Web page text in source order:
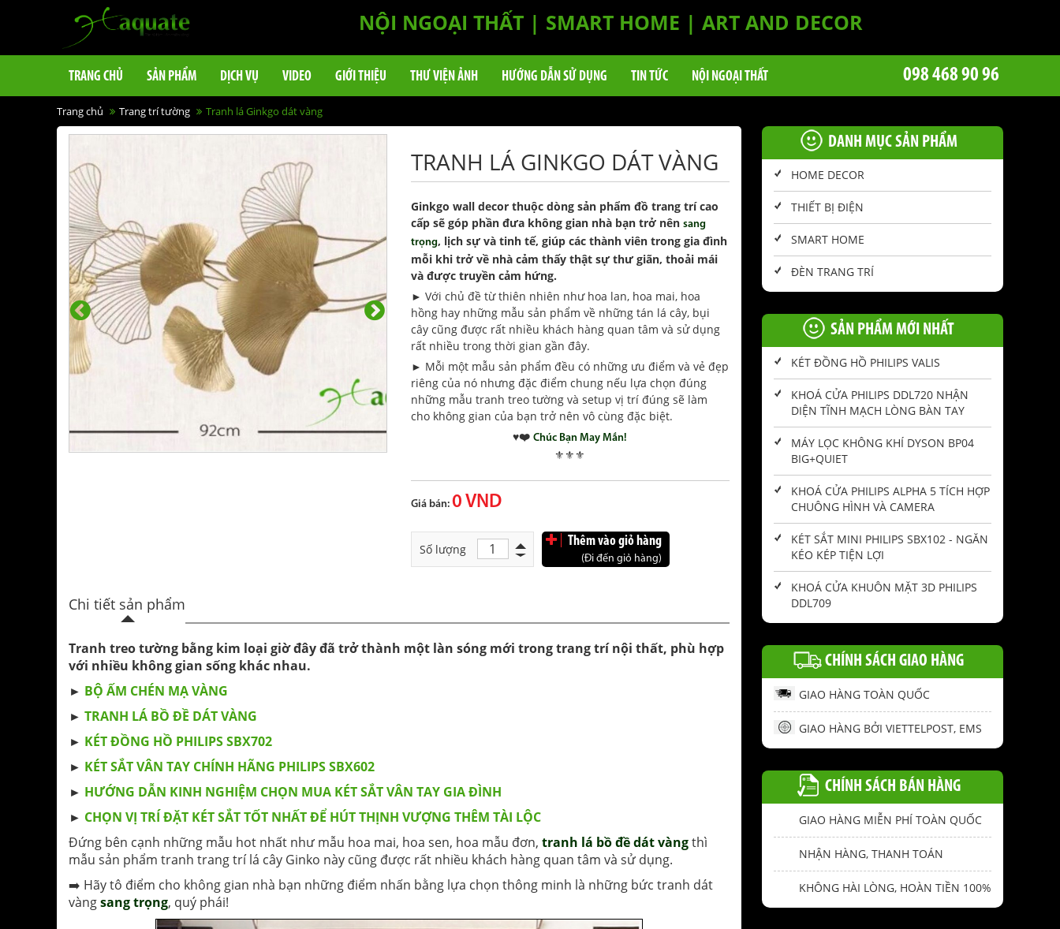
NỘI NGOẠI THẤT | SMART HOME | ART AND DECOR
TRANG CHỦ SẢN PHẨM DỊCH VỤ VIDEO GIỚI THIỆU THƯ VIỆN ẢNH HƯỚNG DẪN SỬ DỤNG TIN TỨC NỘI NGOẠI THẤT 098 468 90 96
Trang chủ Trang trí tường Tranh lá Ginkgo dát vàng
TRANH LÁ GINKGO DÁT VÀNG
Ginkgo wall decor thuộc dòng sản phẩm đồ trang trí cao
cấp sẽ góp phần đưa không gian nhà bạn trở nên sang
trọng, lịch sự và tinh tế, giúp các thành viên trong gia đình
mỗi khi trở về nhà cảm thấy thật sự thư giãn, thoải mái
và được truyền cảm hứng.
► Với chủ đề từ thiên nhiên như hoa lan, hoa mai, hoa
hồng hay những mẫu sản phẩm về những tán lá cây, bụi
cây cũng được rất nhiều khách hàng quan tâm và sử dụng
rất nhiều trong thời gian gần đây.
► Mỗi một mẫu sản phẩm đều có những ưu điểm và vẻ đẹp
riêng của nó nhưng đặc điểm chung nếu lựa chọn đúng
những mẫu tranh treo tường và setup vị trí đúng sẽ làm
cho không gian của bạn trở nên vô cùng đặc biệt.
♥️❤️Chúc Bạn May Mắn!
⚜️ ⚜️ ⚜️
Giá bán: 0 VND
Số lượng
Thêm vào giỏ hàng
(Đi đến giỏ hàng)
Chi tiết sản phẩm
Tranh treo tường bằng kim loại giờ đây đã trở thành một làn sóng mới trong trang trí nội thất, phù hợp
với nhiều không gian sống khác nhau.
► BỘ ẤM CHÉN MẠ VÀNG
► TRANH LÁ BỒ ĐỀ DÁT VÀNG
► KÉT ĐỒNG HỒ PHILIPS SBX702
► KÉT SẮT VÂN TAY CHÍNH HÃNG PHILIPS SBX602
► HƯỚNG DẪN KINH NGHIỆM CHỌN MUA KÉT SẮT VÂN TAY GIA ĐÌNH
► CHỌN VỊ TRÍ ĐẶT KÉT SẮT TỐT NHẤT ĐỂ HÚT THỊNH VƯỢNG THÊM TÀI LỘC
Đứng bên cạnh những mẫu hot nhất như mẫu hoa mai, hoa sen, hoa mẫu đơn, tranh lá bồ đề dát vàngthì
mẫu sản phẩm tranh trang trí lá cây Ginko này cũng được rất nhiều khách hàng quan tâm và sử dụng.
➡️ Hãy tô điểm cho không gian nhà bạn những điểm nhấn bằng lựa chọn thông minh là những bức tranh dát
vàngsang trọng, quý phái!
DANH MỤC SẢN PHẨM
HOME DECOR
THIẾT BỊ ĐIỆN
SMART HOME
ĐÈN TRANG TRÍ
SẢN PHẨM MỚI NHẤT
KÉT ĐỒNG HỒ PHILIPS VALIS
KHOÁ CỬA PHILIPS DDL720 NHẬN
DIỆN TĨNH MẠCH LÒNG BÀN TAY
MÁY LỌC KHÔNG KHÍ DYSON BP04
BIG+QUIET
KHOÁ CỬA PHILIPS ALPHA 5 TÍCH HỢP
CHUÔNG HÌNH VÀ CAMERA
KÉT SẮT MINI PHILIPS SBX102 - NGĂN
KÉO KÉP TIỆN LỢI
KHOÁ CỬA KHUÔN MẶT 3D PHILIPS
DDL709
CHÍNH SÁCH GIAO HÀNG
GIAO HÀNG TOÀN QUỐC
GIAO HÀNG BỞI VIETTELPOST, EMS
CHÍNH SÁCH BÁN HÀNG
GIAO HÀNG MIỄN PHÍ TOÀN QUỐC
NHẬN HÀNG, THANH TOÁN
KHÔNG HÀI LÒNG, HOÀN TIỀN 100%